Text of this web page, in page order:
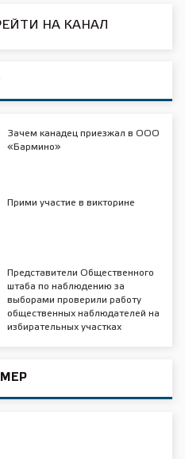
НА КАНАЛ
Зачем канадец приезжал в ООО
«Бармино»
Прими участие в викторине
Представители Общественного
штаба по наблюдению за
выборами проверили работу
общественных наблюдателей на
избирательных участках